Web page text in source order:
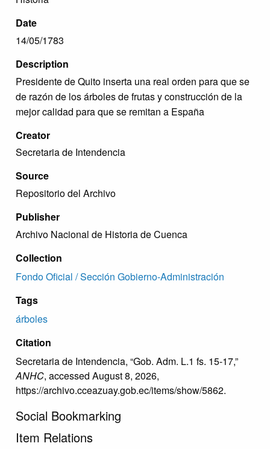
Date
14/05/1783
Description
Presidente de Quito inserta una real orden para que se
de razón de los árboles de frutas y construcción de la
mejor calidad para que se remitan a España
Creator
Secretaria de Intendencia
Source
Repositorio del Archivo
Publisher
Archivo Nacional de Historia de Cuenca
Collection
Fondo Oficial / Sección Gobierno-Administración
Tags
árboles
Citation
Secretaria de Intendencia, “Gob. Adm. L.1 fs. 15-17,”
ANHC, accessed August 8, 2026,
https://archivo.cceazuay.gob.ec/items/show/5862.
Social Bookmarking
Item Relations